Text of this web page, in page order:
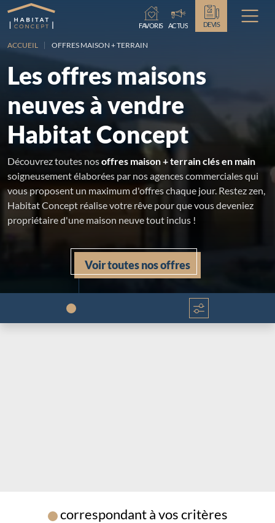
FAVORIS ACTUS DEVIS
ACCUEIL OFFRES MAISON + TERRAIN
Les offres maisons
neuves à vendre
Habitat Concept
Découvrez toutes nosoffres maison + terrain clés en main
soigneusement élaborées par nos agences commerciales qui
vous proposent un maximum d'offres chaque jour. Restez zen,
Habitat Concept réalise votre rêve pour que vous deveniez
propriétaire d'une maison neuve tout inclus !
Voir toutes nos offres
Chargement...
Chargement...correspondant à vos critères